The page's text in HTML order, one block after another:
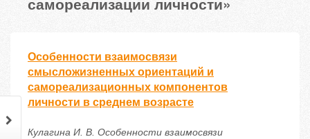
Особенности взаимосвязи
смысложизненных ориентаций и
самореализационных компонентов
личности в среднем возрасте
Кулагина И. В. Особенности взаимосвязи